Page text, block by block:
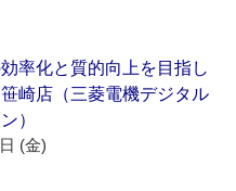
効率化と質的向上を目指し
崎店（三菱電機デジタル
）
(金)